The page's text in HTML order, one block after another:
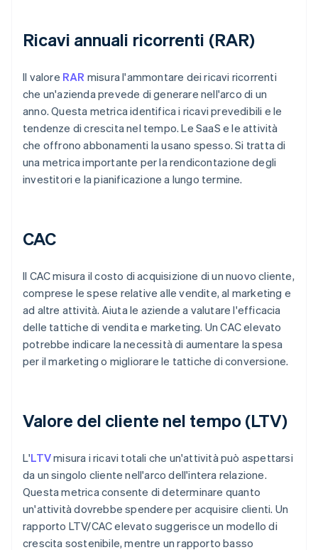
Ricavi annuali ricorrenti (RAR)
Il valore RAR misura l'ammontare dei ricavi ricorrenti
che un'azienda prevede di generare nell'arco di un
anno. Questa metrica identifica i ricavi prevedibili e le
tendenze di crescita nel tempo. Le SaaS e le attività
che offrono abbonamenti la usano spesso. Si tratta di
una metrica importante per la rendicontazione degli
investitori e la pianificazione a lungo termine.
CAC
Il CAC misura il costo di acquisizione di un nuovo cliente,
comprese le spese relative alle vendite, al marketing e
ad altre attività. Aiuta le aziende a valutare l'efficacia
delle tattiche di vendita e marketing. Un CAC elevato
potrebbe indicare la necessità di aumentare la spesa
per il marketing o migliorare le tattiche di conversione.
Valore del cliente nel tempo (LTV)
L'LTVmisura i ricavi totali che un'attività può aspettarsi
da un singolo cliente nell'arco dell'intera relazione.
Questa metrica consente di determinare quanto
un'attività dovrebbe spendere per acquisire clienti. Un
rapporto LTV/CAC elevato suggerisce un modello di
crescita sostenibile, mentre un rapporto basso